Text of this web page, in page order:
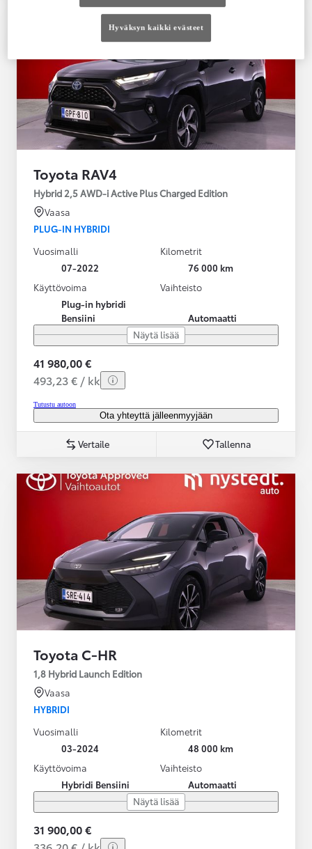
Toyota RAV4
Hybrid 2,5 AWD-i Active Plus Charged Edition
Vaasa
PLUG-IN HYBRIDI
Vuosimalli
07-2022
Kilometrit
76 000 km
Käyttövoima
Plug-in hybridi
Bensiini
Vaihteisto
Automaatti
Näytä lisää
41 980,00 €
493,23 € / kk
Tutustu autoon
Ota yhteyttä jälleenmyyjään
Vertaile Tallenna
Toyota C-HR
1,8 Hybrid Launch Edition
Vaasa
HYBRIDI
Vuosimalli
03-2024
Kilometrit
48 000 km
Käyttövoima
Hybridi Bensiini
Vaihteisto
Automaatti
Näytä lisää
31 900,00 €
Hyväksyn kaikki evästeet